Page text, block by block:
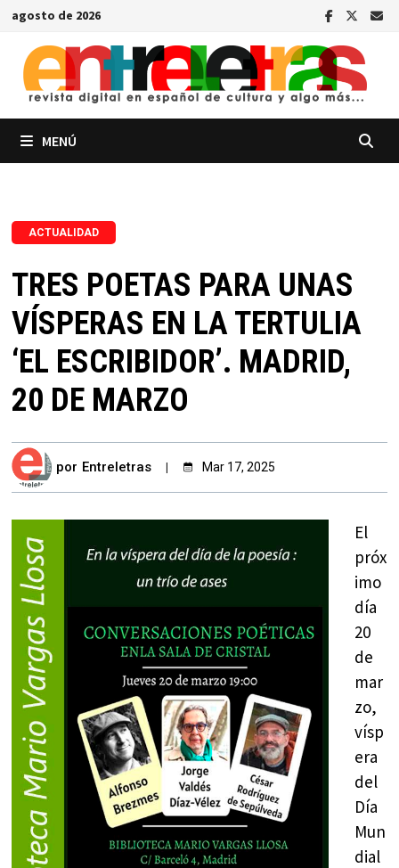
Saltar
contenido
agosto de 2026
MENÚ
ACTUALIDAD
TRES POETAS PARA UNAS
VÍSPERAS EN LA TERTULIA
‘EL ESCRIBIDOR’. MADRID,
20 DE MARZO
por Entreletras Mar 17, 2025
El
próx
imo
día
20
de
mar
zo,
vísp
era
del
Día
Mun
dial